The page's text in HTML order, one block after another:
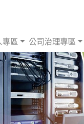
專區 公司治理專區